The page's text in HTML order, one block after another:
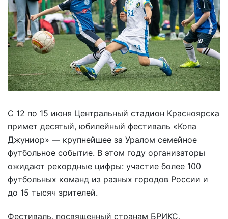
С 12 по 15 июня Центральный стадион Красноярска
примет десятый, юбилейный фестиваль «Копа
Джуниор» — крупнейшее за Уралом семейное
футбольное событие. В этом году организаторы
ожидают рекордные цифры: участие более 100
футбольных команд из разных городов России и
до 15 тысяч зрителей.
Фестиваль, посвященный странам БРИКС,